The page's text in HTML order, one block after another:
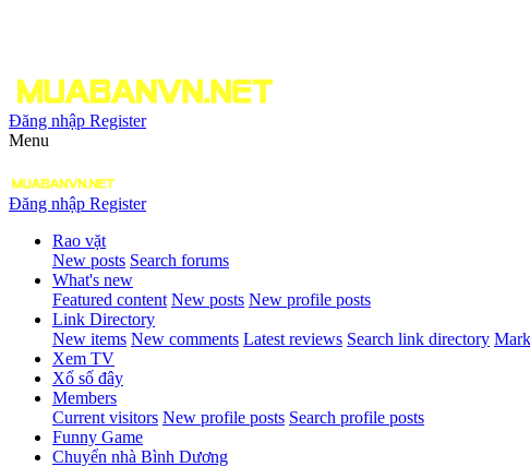
Đăng nhập Register
Menu
Đăng nhập Register
Rao vặt
New posts Search forums
What's new
Featured content New posts New profile posts
Link Directory
New items New comments Latest reviews Search link directory
Xem TV
Xổ số đây
Members
Current visitors New profile posts Search profile posts
Funny Game
Chuyển nhà Bình Dương